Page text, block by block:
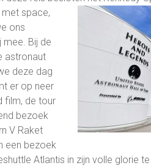
met space,
ons
mee. Bij de
astronaut
deze dag
er op neer
film, de tour
bezoek
V Raket
een bezoek
Atlantis in zijn volle glorie te